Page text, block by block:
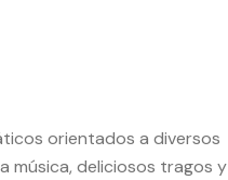
orientados a diversos
música, deliciosos tragos y